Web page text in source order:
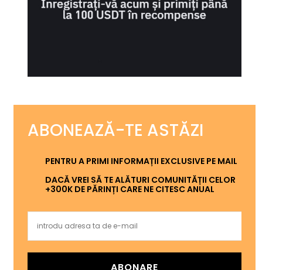
ABONEAZĂ-TE ASTĂZI
PENTRU A PRIMI INFORMAȚII EXCLUSIVE PE MAIL
DACĂ VREI SĂ TE ALĂTURI COMUNITĂȚII CELOR
+300K DE PĂRINȚI CARE NE CITESC ANUAL